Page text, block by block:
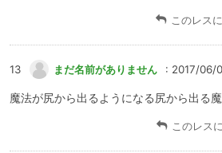
このレス
13 まだ名前がありません : 2017/06/
魔法が尻から出るようになる尻から出る
このレス